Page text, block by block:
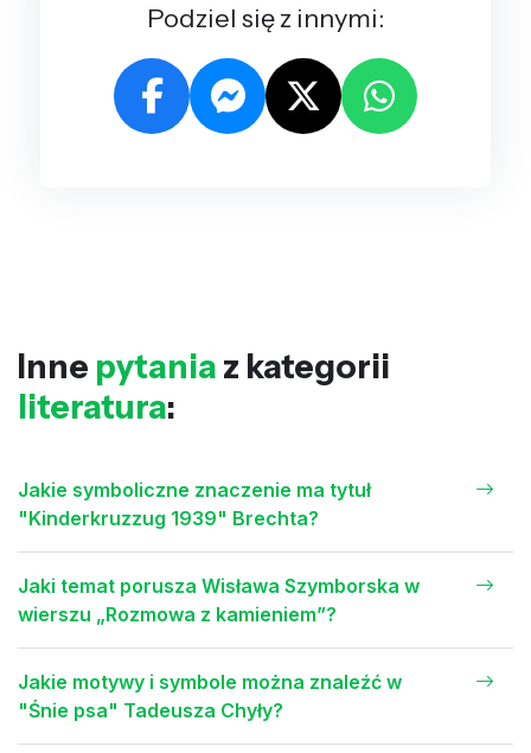
Podziel się z innymi:
Inne pytania z kategorii
literatura:
Jakie symboliczne znaczenie ma tytuł
"Kinderkruzzug 1939" Brechta?
Jaki temat porusza Wisława Szymborska w
wierszu „Rozmowa z kamieniem”?
Jakie motywy i symbole można znaleźć w
"Śnie psa" Tadeusza Chyły?